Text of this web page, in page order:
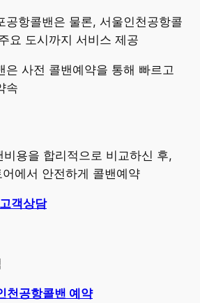
공항콜밴은 물론, 서울인천공항콜
요 도시까지 서비스 제공
은 사전 콜밴예약을 통해 빠르고
속
비용을 합리적으로 비교하신 후,
에서 안전하게 콜밴예약
고객상담
천공항콜밴 예약